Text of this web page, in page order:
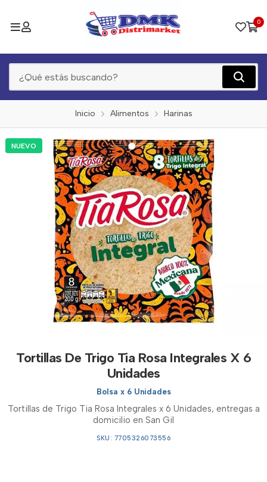
0
Inicio Alimentos Harinas
NUEVO
Tortillas De Trigo Tia Rosa Integrales X 6
Unidades
Bolsa x 6 Unidades
Tortillas de Trigo Tia Rosa Integrales x 6 Unidades, entregas a
domicilio en San Gil
SKU: 7705326073556